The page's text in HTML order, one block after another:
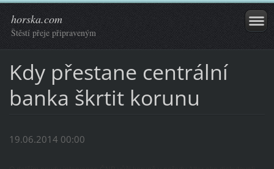
horska.com
Štěstí přeje připraveným
Kdy přestane centrální
banka škrtit korunu
19.06.2014 00:00